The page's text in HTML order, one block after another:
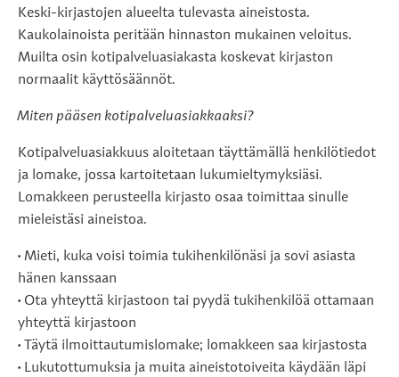
Keski-kirjastojen alueelta tulevasta aineistosta.
Kaukolainoista peritään hinnaston mukainen veloitus.
Muilta osin kotipalveluasiakasta koskevat kirjaston
normaalit käyttösäännöt.
Miten pääsen kotipalveluasiakkaaksi?
Kotipalveluasiakkuus aloitetaan täyttämällä henkilötiedot
ja lomake, jossa kartoitetaan lukumieltymyksiäsi.
Lomakkeen perusteella kirjasto osaa toimittaa sinulle
mieleistäsi aineistoa.
• Mieti, kuka voisi toimia tukihenkilönäsi ja sovi asiasta
hänen kanssaan
• Ota yhteyttä kirjastoon tai pyydä tukihenkilöä ottamaan
yhteyttä kirjastoon
• Täytä ilmoittautumislomake; lomakkeen saa kirjastosta
• Lukutottumuksia ja muita aineistotoiveita käydään läpi